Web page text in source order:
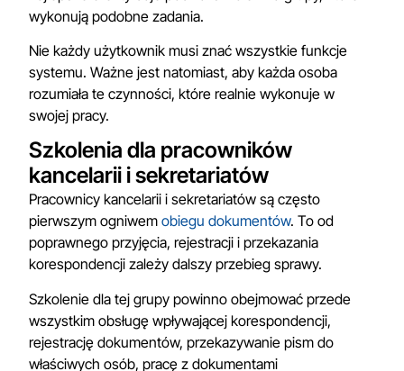
wykonują podobne zadania.
Nie każdy użytkownik musi znać wszystkie funkcje
systemu. Ważne jest natomiast, aby każda osoba
rozumiała te czynności, które realnie wykonuje w
swojej pracy.
Szkolenia dla pracowników
kancelarii i sekretariatów
Pracownicy kancelarii i sekretariatów są często
pierwszym ogniwemobiegu dokumentów. To od
poprawnego przyjęcia, rejestracji i przekazania
korespondencji zależy dalszy przebieg sprawy.
Szkolenie dla tej grupy powinno obejmować przede
wszystkim obsługę wpływającej korespondencji,
rejestrację dokumentów, przekazywanie pism do
właściwych osób, pracę z dokumentami